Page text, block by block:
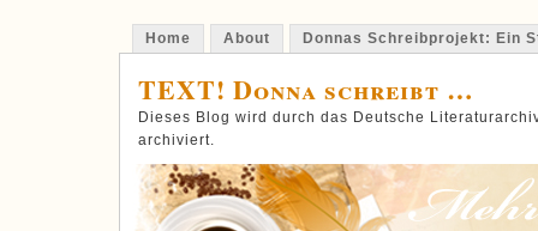
Home About Donnas Schreibprojekt: Ein
TEXT! Donna schreibt …
Dieses Blog wird durch das Deutsche
archiviert.